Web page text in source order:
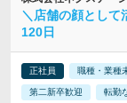
＼店舗の顔として
120日
正社員 職種・業種
第二新卒歓迎 転勤